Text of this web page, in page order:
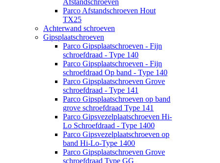
Afstandschroeven
Parco Afstandschroeven Hout
TX25
Achterwand schroeven
Gipsplaatschroeven
Parco Gipsplaatschroeven - Fijn
schroefdraad - Type 140
Parco Gipsplaatschroeven - Fijn
schroefdraad Op band - Type 140
Parco Gipsplaatschroeven Grove
schroefdraad - Type 141
Parco Gipsplaatschroeven op band
grove schroefdraad Type 141
Parco Gipsvezelplaatschroeven Hi-
Lo Schroefdraad - Type 1400
Parco Gipsvezelplaatschroeven op
band Hi-Lo-Type 1400
Parco Gipsplaatschroeven Grove
schroefdraad Type GG